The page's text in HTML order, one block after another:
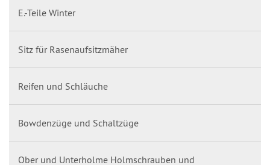
E.-Teile Winter
Sitz für Rasenaufsitzmäher
Reifen und Schläuche
Bowdenzüge und Schaltzüge
Ober und Unterholme Holmschrauben und